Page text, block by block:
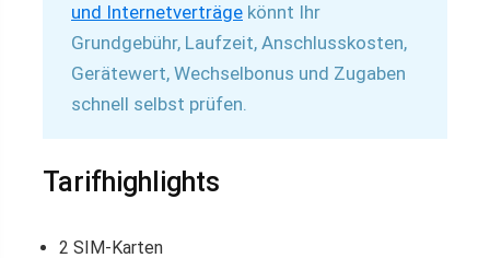
und Internetverträge könnt Ihr
Grundgebühr, Laufzeit, Anschlusskosten,
Gerätewert, Wechselbonus und Zugaben
schnell selbst prüfen.
Tarifhighlights
2 SIM-Karten